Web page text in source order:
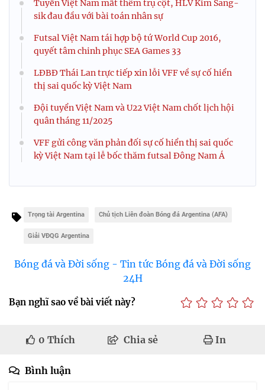
Tuyển Việt Nam mất thêm trụ cột, HLV Kim Sang-
sik đau đầu với bài toán nhân sự
Futsal Việt Nam tái hợp bộ tứ World Cup 2016,
quyết tâm chinh phục SEA Games 33
LĐBĐ Thái Lan trực tiếp xin lỗi VFF về sự cố hiển
thị sai quốc kỳ Việt Nam
Đội tuyển Việt Nam và U22 Việt Nam chốt lịch hội
quân tháng 11/2025
VFF gửi công văn phản đối sự cố hiển thị sai quốc
kỳ Việt Nam tại lễ bốc thăm futsal Đông Nam Á
Trọng tài Argentina Chủ tịch Liên đoàn Bóng đá Argentina (AFA)
Giải VĐQG Argentina
Bóng đá và Đời sống - Tin tức Bóng đá và Đời sống
24H
Bạn nghĩ sao về bài viết này?
0 Thích Chia sẻ In
Bình luận